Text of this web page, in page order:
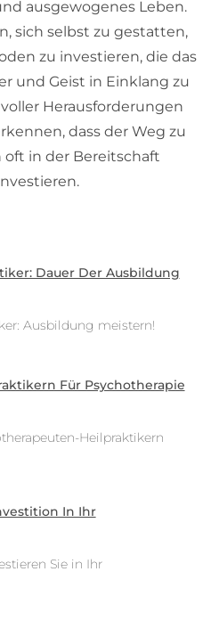
ausgewogenes Leben.
sich selbst zu gestatten,
zu investieren, die das
und Geist in Einklang zu
Herausforderungen
dass der Weg zu
in der Bereitschaft
Dauer Der Ausbildung
Ausbildung meistern!
Für Psychotherapie
Heilpraktikern
In Ihr
Sie in Ihr